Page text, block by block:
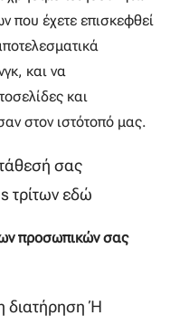
που έχετε επισκεφθεί
και να
και
στον ιστότοπό μας.
σας
τρίτων εδώ
προσωπικών σας
διατήρηση ή